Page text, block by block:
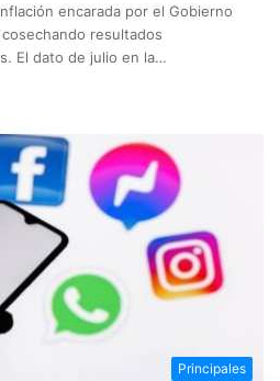
encarada por el Gobierno
resultados
El dato de julio en la…
Principales